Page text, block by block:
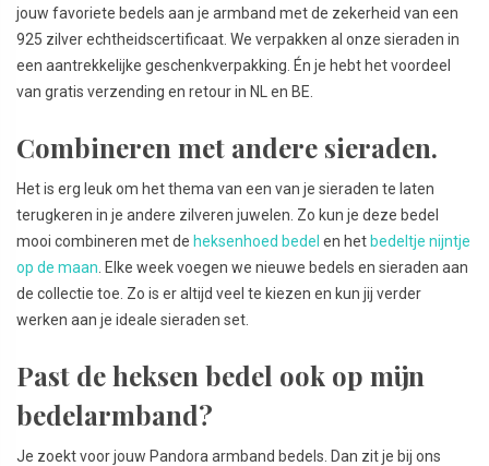
jouw favoriete bedels aan je armband met de zekerheid van een
925 zilver echtheidscertificaat. We verpakken al onze sieraden in
een aantrekkelijke geschenkverpakking. Én je hebt het voordeel
van gratis verzending en retour in NL en BE.
Combineren met andere sieraden.
Het is erg leuk om het thema van een van je sieraden te laten
terugkeren in je andere zilveren juwelen. Zo kun je deze bedel
mooi combineren met de heksenhoed bedel en het bedeltje nijntje
op de maan . Elke week voegen we nieuwe bedels en sieraden aan
de collectie toe. Zo is er altijd veel te kiezen en kun jij verder
werken aan je ideale sieraden set.
Past de heksen bedel ook op mijn
bedelarmband?
Je zoekt voor jouw Pandora armband bedels. Dan zit je bij ons